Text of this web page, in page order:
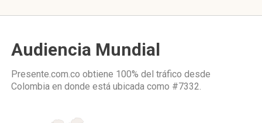
Audiencia Mundial
Presente.com.co obtiene 100% del tráfico desde
Colombia en donde está ubicada como #7332.